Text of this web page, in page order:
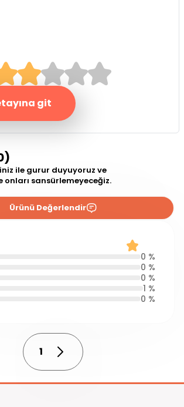
git
ile gurur duyuyoruz ve
sansürlemeyeceğiz.
1
Ürünü Değerlendir
0 %
0 %
0 %
1 %
0 %